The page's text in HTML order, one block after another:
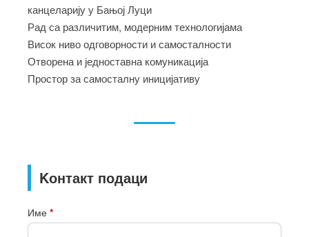
канцеларију у Бањој Луци
Рад са различитим, модерним технологијама
Висок ниво одговорности и самосталности
Отворена и једноставна комуникација
Простор за самосталну иницијативу
Kонтакт подаци
Име *